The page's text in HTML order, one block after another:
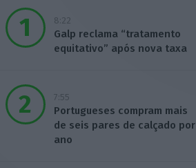
8:22
Galp reclama “tratamento
equitativo” após nova taxa
7:55
Portugueses compram mais
de seis pares de calçado por
ano